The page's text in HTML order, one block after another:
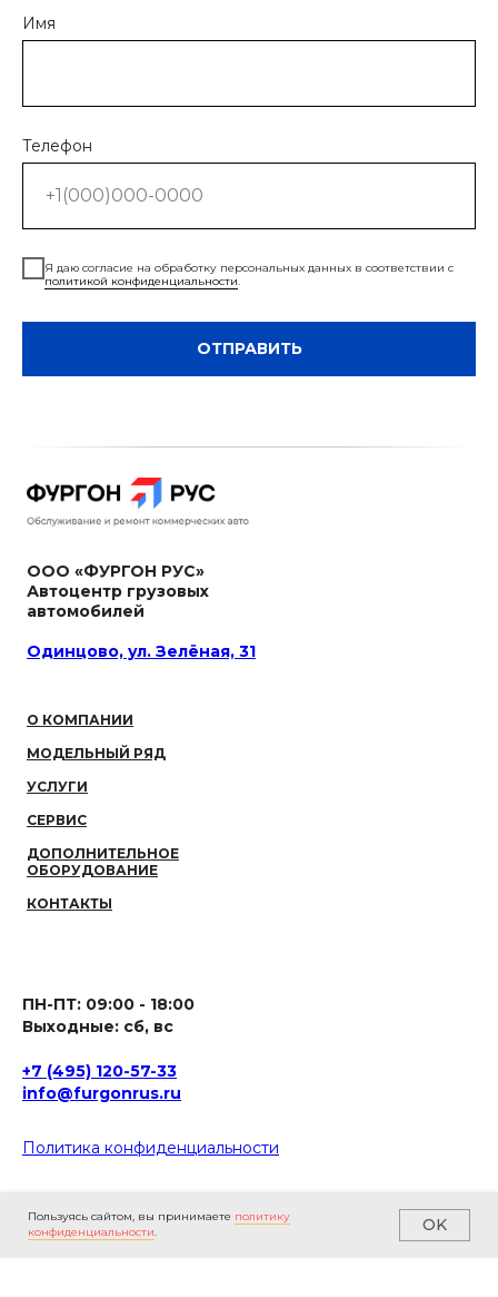
Имя
Телефон
Я даю согласие на обработку персональных данных в соответствии с
политикой конфиденциальности.
ОТПРАВИТЬ
ООО «ФУРГОН РУС»
Автоцентр грузовых
автомобилей
Одинцово, ул. Зелёная, 31
О КОМПАНИИ
МОДЕЛЬНЫЙ РЯД
УСЛУГИ
СЕРВИС
ДОПОЛНИТЕЛЬНОЕ
ОБОРУДОВАНИЕ
КОНТАКТЫ
ПН-ПТ: 09:00 - 18:00
Выходные: сб, вс
+7 (495) 120-57-33
info@furgonrus.ru
Политика конфиденциальности
Информация на данном интернет-сайте носит исключительно
ознакомительный характер и ни при каких условиях не является
публичной офертой, определяемой положениями статьи 437 Гражданского
Пользуясь сайтом, вы принимаете политику
конфиденциальности. OK